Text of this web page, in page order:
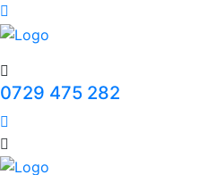
0729 475 282